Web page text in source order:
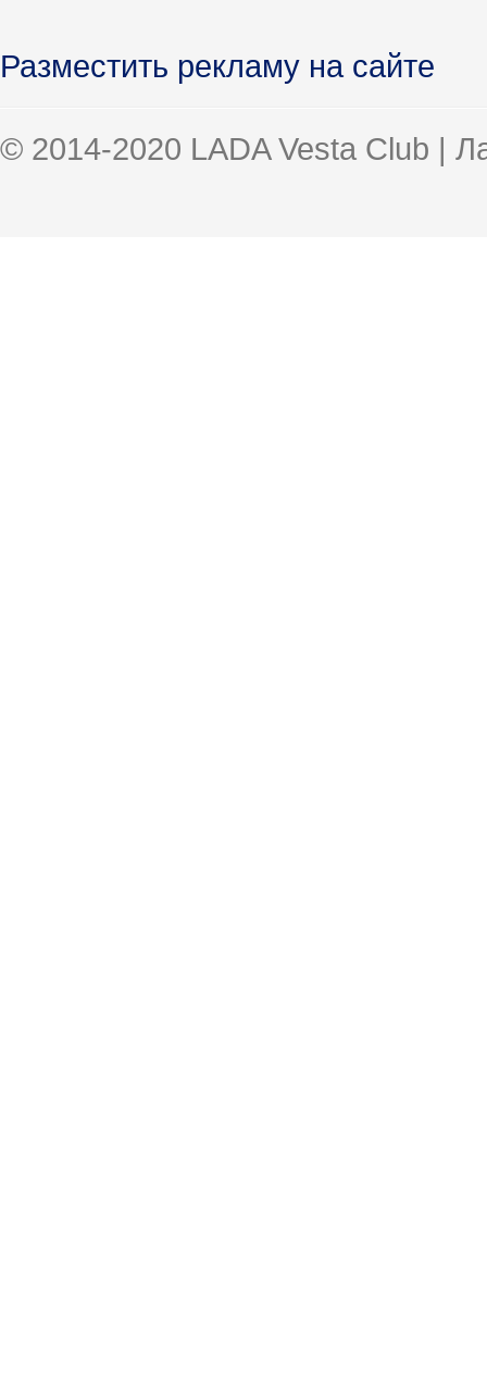
Разместить рекламу на сайте
© 2014-2020 LADA Vesta Club |